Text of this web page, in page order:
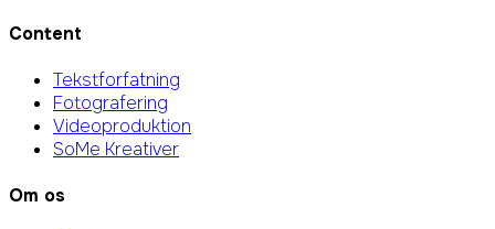
Content
Tekstforfatning
Fotografering
Videoproduktion
SoMe Kreativer
Om os